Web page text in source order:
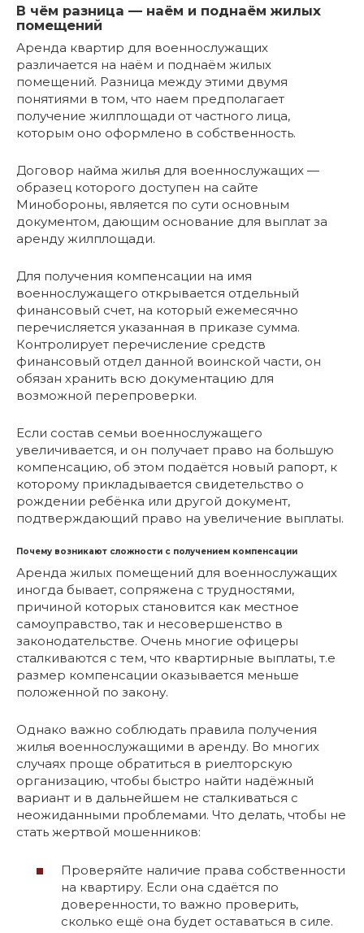
В чём разница — наём и поднаём жилых
помещений
Аренда квартир для военнослужащих
различается на наём и поднаём жилых
помещений. Разница между этими двумя
понятиями в том, что наем предполагает
получение жилплощади от частного лица,
которым оно оформлено в собственность.
Договор найма жилья для военнослужащих —
образец которого доступен на сайте
Минобороны, является по сути основным
документом, дающим основание для выплат за
аренду жилплощади.
Для получения компенсации на имя
военнослужащего открывается отдельный
финансовый счет, на который ежемесячно
перечисляется указанная в приказе сумма.
Контролирует перечисление средств
финансовый отдел данной воинской части, он
обязан хранить всю документацию для
возможной перепроверки.
Если состав семьи военнослужащего
увеличивается, и он получает право на большую
компенсацию, об этом подаётся новый рапорт, к
которому прикладывается свидетельство о
рождении ребёнка или другой документ,
подтверждающий право на увеличение выплаты.
Почему возникают сложности с получением компенсации
Аренда жилых помещений для военнослужащих
иногда бывает, сопряжена с трудностями,
причиной которых становится как местное
самоуправство, так и несовершенство в
законодательстве. Очень многие офицеры
сталкиваются с тем, что квартирные выплаты, т.е
размер компенсации оказывается меньше
положенной по закону.
Однако важно соблюдать правила получения
жилья военнослужащими в аренду. Во многих
случаях проще обратиться в риелторскую
организацию, чтобы быстро найти надёжный
вариант и в дальнейшем не сталкиваться с
неожиданными проблемами. Что делать, чтобы не
стать жертвой мошенников:
Проверяйте наличие права собственности
на квартиру. Если она сдаётся по
доверенности, то важно проверить,
сколько ещё она будет оставаться в силе.